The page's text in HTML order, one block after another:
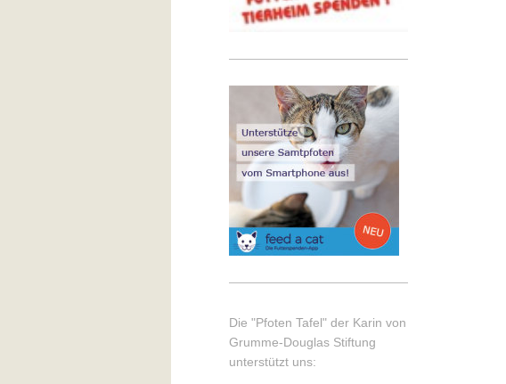
Die "Pfoten Tafel" der Karin von
Grumme-Douglas Stiftung
unterstützt uns: